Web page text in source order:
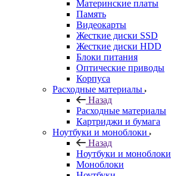
Материнские платы
Память
Видеокарты
Жесткие диски SSD
Жесткие диски HDD
Блоки питания
Оптические приводы
Корпуса
Расходные материалы
Назад
Расходные материалы
Картриджи и бумага
Ноутбуки и моноблоки
Назад
Ноутбуки и моноблоки
Моноблоки